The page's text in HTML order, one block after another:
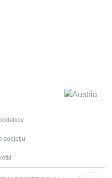
podjetju